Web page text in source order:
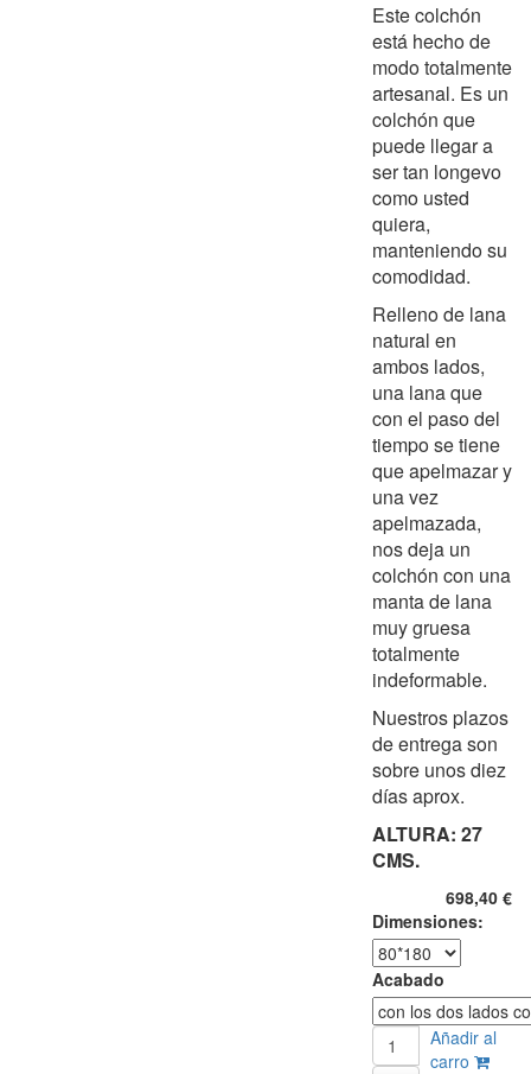
Este colchón
está hecho de
modo totalmente
artesanal. Es un
colchón que
puede llegar a
ser tan longevo
como usted
quiera,
manteniendo su
comodidad.
Relleno de lana
natural en
ambos lados,
una lana que
con el paso del
tiempo se tiene
que apelmazar y
una vez
apelmazada,
nos deja un
colchón con una
manta de lana
muy gruesa
totalmente
indeformable.
Nuestros plazos
de entrega son
sobre unos diez
días aprox.
ALTURA: 27
CMS.
698,40 €
Dimensiones:
Acabado
Añadir al
carro